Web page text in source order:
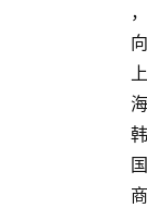
，
向
上
海
韩
国
商